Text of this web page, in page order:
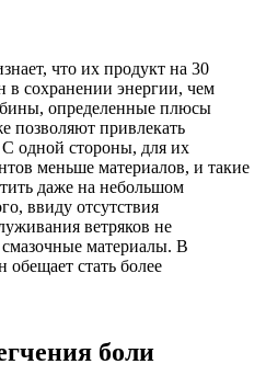
что их продукт на 30
в сохранении энергии, чем
определенные плюсы
позволяют привлекать
С одной стороны, для их
меньше материалов, и такие
даже на небольшом
ввиду отсутствия
ветряков не
материалы. В
обещает стать более
боли